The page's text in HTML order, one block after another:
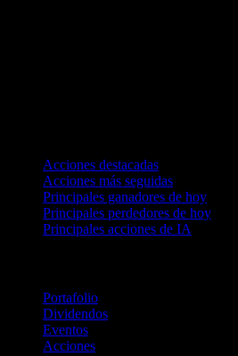
Acciones destacadas
Acciones más seguidas
Principales ganadores de hoy
Principales perdedores de hoy
Principales acciones de IA
Portafolio
Dividendos
Eventos
Acciones